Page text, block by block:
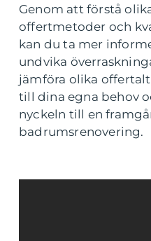
Genom att förstå
offertmetoder och
kan du ta mer
undvika
jämföra olika
till dina egna behov
nyckeln till en
badrumsrenovering.